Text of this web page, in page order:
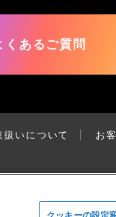
くあるご質問
いについて
お
クッキーの設定